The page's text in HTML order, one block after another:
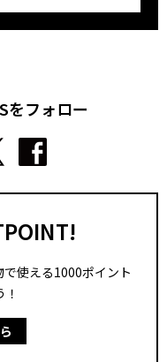
フォロー
使える1000ポイント